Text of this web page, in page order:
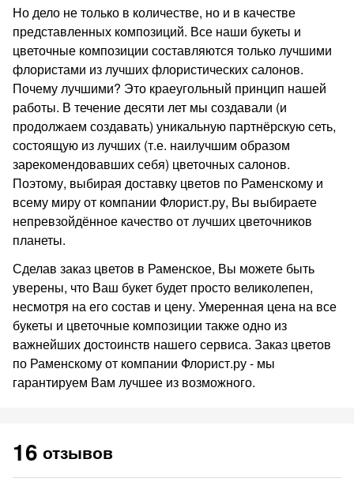
Но дело не только в количестве, но и в качестве
представленных композиций. Все наши букеты и
цветочные композиции составляются только лучшими
флористами из лучших флористических салонов.
Почему лучшими? Это краеугольный принцип нашей
работы. В течение десяти лет мы создавали (и
продолжаем создавать) уникальную партнёрскую сеть,
состоящую из лучших (т.е. наилучшим образом
зарекомендовавших себя) цветочных салонов.
Поэтому, выбирая доставку цветов по Раменскому и
всему миру от компании Флорист.ру, Вы выбираете
непревзойдённое качество от лучших цветочников
планеты.
Сделав заказ цветов в Раменское, Вы можете быть
уверены, что Ваш букет будет просто великолепен,
несмотря на его состав и цену. Умеренная цена на все
букеты и цветочные композиции также одно из
важнейших достоинств нашего сервиса. Заказ цветов
по Раменскому от компании Флорист.ру - мы
гарантируем Вам лучшее из возможного.
16 отзывов